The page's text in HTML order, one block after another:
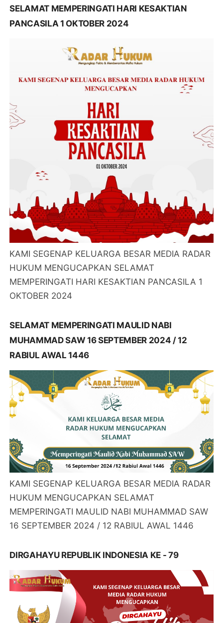
SELAMAT MEMPERINGATI HARI KESAKTIAN
PANCASILA 1 OKTOBER 2024
KAMI SEGENAP KELUARGA BESAR MEDIA RADAR
HUKUM MENGUCAPKAN SELAMAT
MEMPERINGATI HARI KESAKTIAN PANCASILA 1
OKTOBER 2024
SELAMAT MEMPERINGATI MAULID NABI
MUHAMMAD SAW 16 SEPTEMBER 2024 / 12
RABIUL AWAL 1446
KAMI SEGENAP KELUARGA BESAR MEDIA RADAR
HUKUM MENGUCAPKAN SELAMAT
MEMPERINGATI MAULID NABI MUHAMMAD SAW
16 SEPTEMBER 2024 / 12 RABIUL AWAL 1446
DIRGAHAYU REPUBLIK INDONESIA KE - 79